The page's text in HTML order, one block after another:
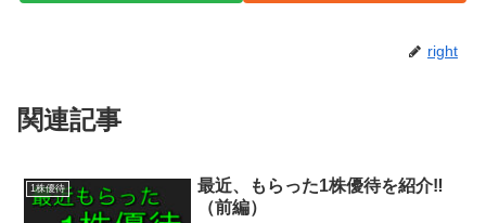
right
関連記事
1株優待
最近、もらった1株優待を紹介‼️
（前編）